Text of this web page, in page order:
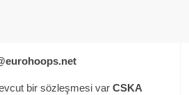
bir sözleşmesi varCSKA